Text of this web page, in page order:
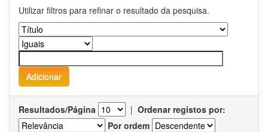
Utilizar filtros para refinar o resultado da pesquisa.
Resultados/Página | Ordenar registos por:
Por ordem